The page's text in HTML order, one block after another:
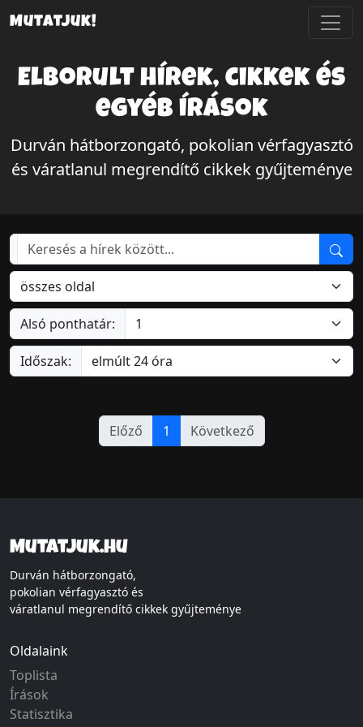
Mutatjuk!
Elborult hírek, cikkek és
egyéb írások
Durván hátborzongató, pokolian vérfagyasztó
és váratlanul megrendítő cikkek gyűjteménye
Alsó ponthatár:
Időszak:
Előző 1 Következő
Mutatjuk.hu
Durván hátborzongató,
pokolian vérfagyasztó és
váratlanul megrendítő cikkek gyűjteménye
Oldalaink
Toplista
Írások
Statisztika